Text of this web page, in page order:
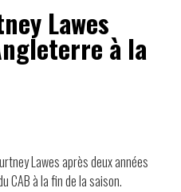
Lawes
à la
Lawes après deux années
CAB à la fin de la saison.